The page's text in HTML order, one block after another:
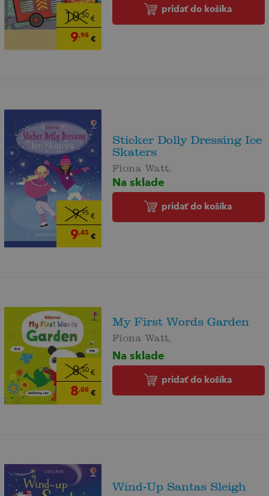
10,50€
9,98€
pridať do košíka
9,95€
9,45€
Sticker Dolly Dressing Ice
Skaters
Fiona Watt,
Na sklade
pridať do košíka
8,50€
8,08€
My First Words Garden
Fiona Watt,
Na sklade
pridať do košíka
Wind-Up Santas Sleigh